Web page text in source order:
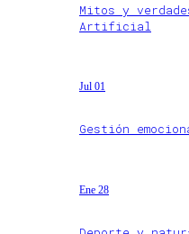
Mitos y
Artificial
Jul 01
Gestión
Ene 28